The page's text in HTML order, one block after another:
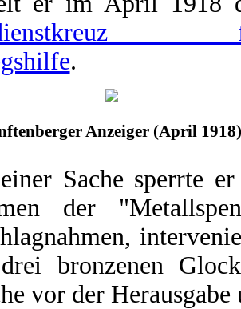
.
Anzeiger (April 1918)
Sache sperrte
der
bronzenen
vor der Herausgabe